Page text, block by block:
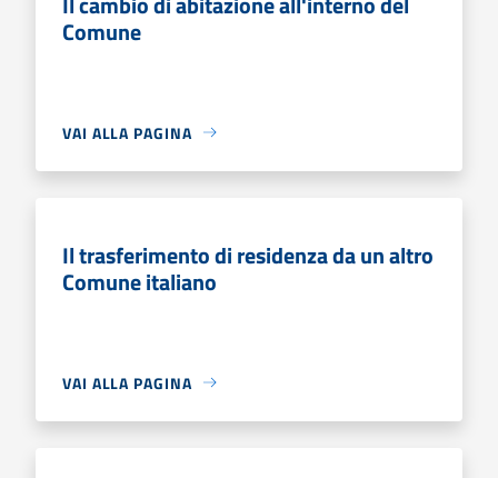
Comune
VAI ALLA PAGINA
Il trasferimento di residenza da un altro
Comune italiano
VAI ALLA PAGINA